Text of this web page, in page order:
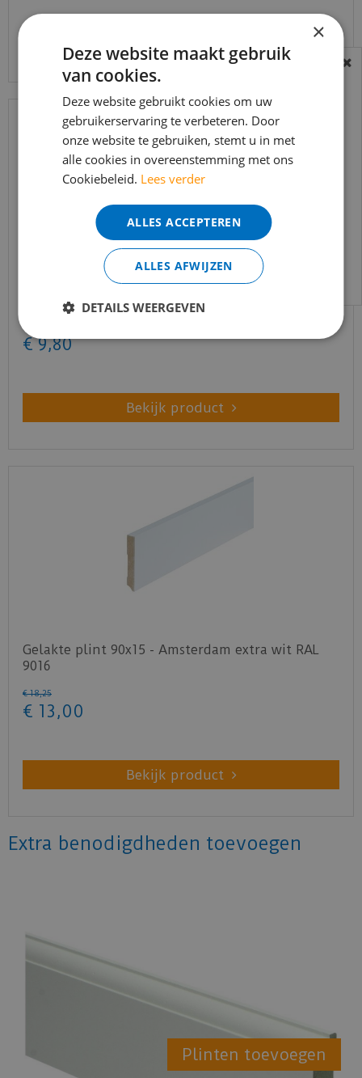
MDF Moderne plint 90x15 voorgelakt RAL9010 -
lengte 240cm
€ 9,80
Bekijk product
Gelakte plint 90x15 - Amsterdam extra wit RAL
9016
€ 18,25
€ 13 ,00
Bekijk product
Extra benodigdheden toevoegen
Plinten toevoegen
BEREIKBAARHEID
In verband met de vakantie periode zijn wij
t/m 14 augustus telefonisch helaas niet
bereikbaar.
Bestelling worden uiteraard verwerkt
echter iets minder snel dan wat je van ons
gewend bent.
Voor vragen kan je ons bereiken via
info@merkvloerenwinkel.nl
×
Deze website maakt gebruik
van cookies.
Deze website gebruikt cookies om uw
gebruikerservaring te verbeteren. Door
onze website te gebruiken, stemt u in met
alle cookies in overeenstemming met ons
Cookiebeleid. Lees verder
ALLES ACCEPTEREN
ALLES AFWIJZEN
DETAILS WEERGEVEN